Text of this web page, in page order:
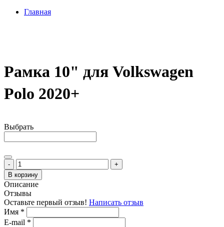
Главная
Рамка 10" для Volkswagen
Polo 2020+
Выбрать
-
+
В корзину
Описание
Отзывы
Оставьте первый отзыв! Написать отзыв
Имя *
E-mail *